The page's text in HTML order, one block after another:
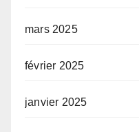
mars 2025
février 2025
janvier 2025